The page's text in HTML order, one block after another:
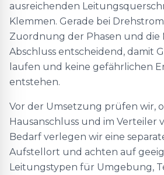
ausreichenden
Klemmen. Gerade bei
Zuordnung der Phasen und die
Abschluss entscheidend, damit
laufen und keine gefährlichen
entstehen.
Vor der Umsetzung prüfen wir,
Hausanschluss und im Verteiler
Bedarf verlegen wir eine
Aufstellort und achten auf
Leitungstypen für Umgebung,